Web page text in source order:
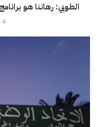
الطوبي: رهاننا هو
4 يناير، 2017